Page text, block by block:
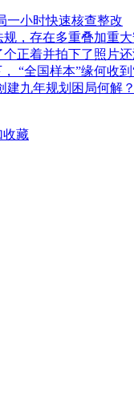
一小时快速核查整改
，存在多重叠加重
正着并拍下了照片
“全国样本”缘何收到
建九年规划困局何解？
收藏